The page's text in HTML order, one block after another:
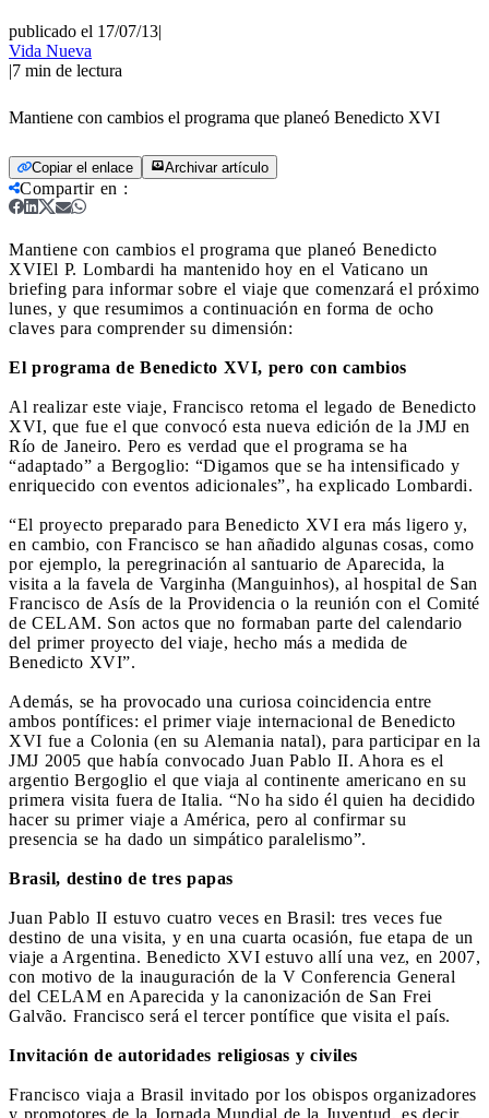
publicado el 17/07/13|
Vida Nueva
|7 min de lectura
Mantiene con cambios el programa que planeó Benedicto XVI
Copiar el enlace Archivar artículo
Compartir en :
Mantiene con cambios el programa que planeó Benedicto
XVIEl P. Lombardi ha mantenido hoy en el Vaticano un
briefing para informar sobre el viaje que comenzará el próximo
lunes, y que resumimos a continuación en forma de ocho
claves para comprender su dimensión:
El programa de Benedicto XVI, pero con cambios
Al realizar este viaje, Francisco retoma el legado de Benedicto
XVI, que fue el que convocó esta nueva edición de la JMJ en
Río de Janeiro. Pero es verdad que el programa se ha
“adaptado” a Bergoglio: “Digamos que se ha intensificado y
enriquecido con eventos adicionales”, ha explicado Lombardi.
“El proyecto preparado para Benedicto XVI era más ligero y,
en cambio, con Francisco se han añadido algunas cosas, como
por ejemplo, la peregrinación al santuario de Aparecida, la
visita a la favela de Varginha (Manguinhos), al hospital de San
Francisco de Asís de la Providencia o la reunión con el Comité
de CELAM. Son actos que no formaban parte del calendario
del primer proyecto del viaje, hecho más a medida de
Benedicto XVI”.
Además, se ha provocado una curiosa coincidencia entre
ambos pontífices: el primer viaje internacional de Benedicto
XVI fue a Colonia (en su Alemania natal), para participar en la
JMJ 2005 que había convocado Juan Pablo II. Ahora es el
argentio Bergoglio el que viaja al continente americano en su
primera visita fuera de Italia. “No ha sido él quien ha decidido
hacer su primer viaje a América, pero al confirmar su
presencia se ha dado un simpático paralelismo”.
Brasil, destino de tres papas
Juan Pablo II estuvo cuatro veces en Brasil: tres veces fue
destino de una visita, y en una cuarta ocasión, fue etapa de un
viaje a Argentina. Benedicto XVI estuvo allí una vez, en 2007,
con motivo de la inauguración de la V Conferencia General
del CELAM en Aparecida y la canonización de San Frei
Galvão. Francisco será el tercer pontífice que visita el país.
Invitación de autoridades religiosas y civiles
Francisco viaja a Brasil invitado por los obispos organizadores
y promotores de la Jornada Mundial de la Juventud, es decir,